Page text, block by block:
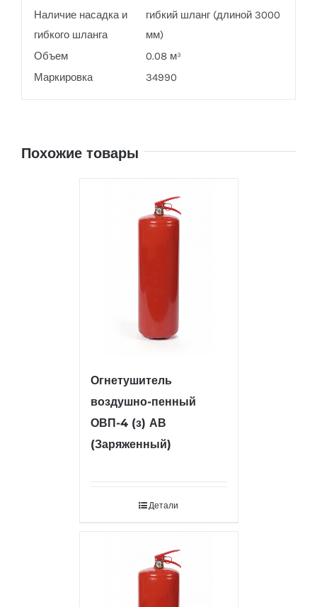
Наличие насадка и
гибкого шланга
гибкий шланг (длиной 3000
мм)
Объем
0.08 м³
Маркировка
34990
Похожие товары
Огнетушитель
воздушно-пенный
ОВП-4 (з) АВ
(Заряженный)
Детали